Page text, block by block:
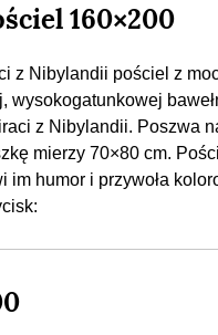
160×200
z Nibylandii pościel z
wysokogatunkowej
z Nibylandii. Poszwa
mierzy 70×80 cm.
im humor i przywoła